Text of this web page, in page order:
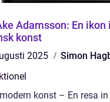
Adamsson: En ikon
konst
2025
Simon
konst – En resa